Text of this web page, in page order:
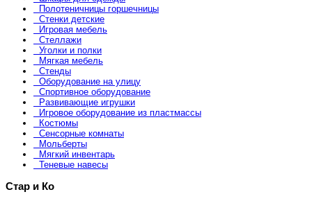
Полотеничницы горшечницы
Стенки детские
Игровая мебель
Стеллажи
Уголки и полки
Мягкая мебель
Стенды
Оборудование на улицу
Спортивное оборудование
Развивающие игрушки
Игровое оборудование из пластмассы
Костюмы
Сенсорные комнаты
Мольберты
Мягкий инвентарь
Теневые навесы
Стар и Ко